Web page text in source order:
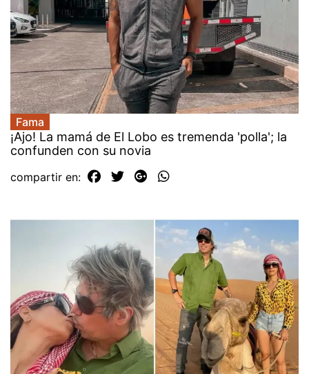
Fama
¡Ajo! La mamá de El Lobo es tremenda 'polla'; la
confunden con su novia
compartir en: